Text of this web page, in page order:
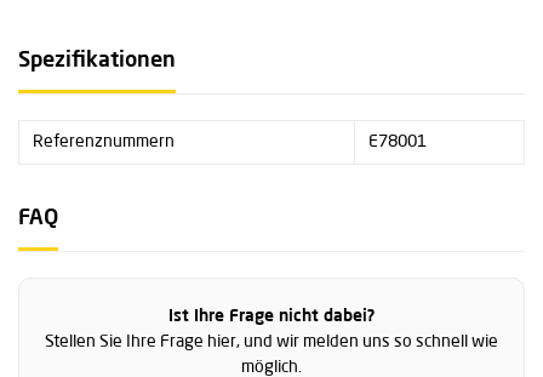
Spezifikationen
Referenznummern E78001
FAQ
Ist Ihre Frage nicht dabei?
Stellen Sie Ihre Frage hier, und wir melden uns so schnell wie
möglich.